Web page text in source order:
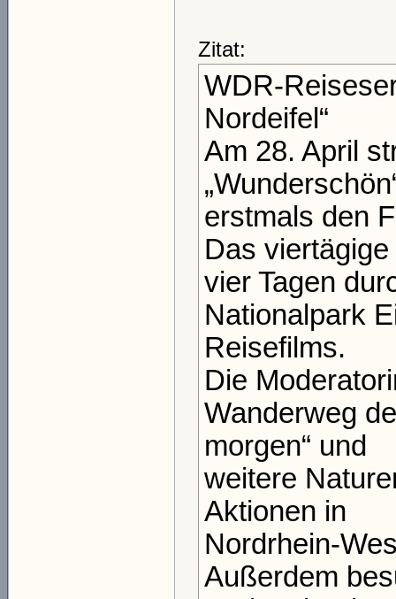
Zitat:
WDR-
Nordeifel“
Am 28. April
erstmals den
Das
vier Tagen
Nationalpark
Reisefilms.
Die
Wanderweg
morgen“ und
weitere
Aktionen in
Nordrhein-
Außerdem